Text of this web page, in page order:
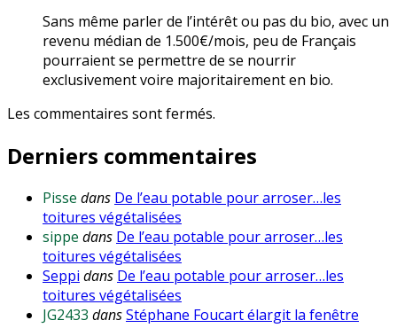
Sans même parler de l’intérêt ou pas du bio, avec un
revenu médian de 1.500€/mois, peu de Français
pourraient se permettre de se nourrir
exclusivement voire majoritairement en bio.
Les commentaires sont fermés.
Derniers commentaires
Pisse dans De l’eau potable pour arroser…les
toitures végétalisées
sippe dans De l’eau potable pour arroser…les
toitures végétalisées
Seppi dans De l’eau potable pour arroser…les
toitures végétalisées
JG2433 dansStéphane Foucart élargit la fenêtre